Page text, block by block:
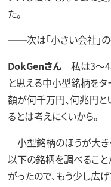
た。
──次は「小さい会社」
DokGenさん私は3～4
と思える中小型銘柄をタ
額が何千万円、何兆円
るとは考えにくいから。
小型銘柄のほうが大き
以下の銘柄を調べること
がったので、もう少し広